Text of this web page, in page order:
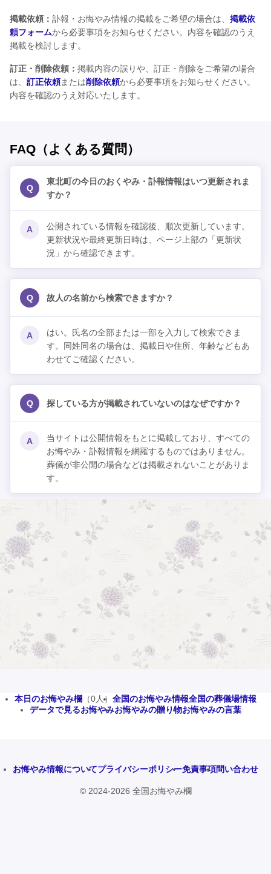
掲載依頼： 訃報・お悔やみ情報の掲載をご希望の場合は、 掲載依
頼フォームから必要事項をお知らせください。内容を確認のうえ
掲載を検討します。
訂正・削除依頼： 掲載内容の誤りや、訂正・削除をご希望の場合
は、 訂正依頼または削除依頼から必要事項をお知らせください。
内容を確認のうえ対応いたします。
FAQ（よくある質問）
Q
東北町の今日のおくやみ・訃報情報はいつ更新されま
すか？
A
公開されている情報を確認後、順次更新しています。
更新状況や最終更新日時は、ページ上部の「更新状
況」から確認できます。
Q 故人の名前から検索できますか？
A
はい。氏名の全部または一部を入力して検索できま
す。同姓同名の場合は、掲載日や住所、年齢などもあ
わせてご確認ください。
Q 探している方が掲載されていないのはなぜですか？
A
当サイトは公開情報をもとに掲載しており、すべての
お悔やみ・訃報情報を網羅するものではありません。
葬儀が非公開の場合などは掲載されないことがありま
す。
本日のお悔やみ欄 （0人） 全国のお悔やみ情報全国の葬儀場情報
データで見るお悔やみお悔やみの贈り物お悔やみの言葉
お悔やみ情報についてプライバシーポリシー免責事項問い合わせ
© 2024-2026 全国お悔やみ欄